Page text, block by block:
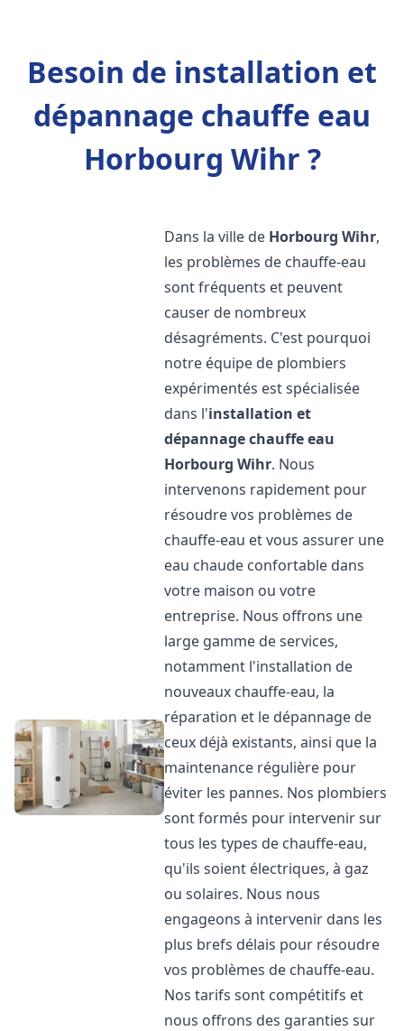
Besoin de installation et
dépannage chauffe eau
Horbourg Wihr ?
Dans la ville de Horbourg Wihr,
les problèmes de chauffe-eau
sont fréquents et peuvent
causer de nombreux
désagréments. C'est pourquoi
notre équipe de plombiers
expérimentés est spécialisée
dans l'installation et
dépannage chauffe eau
Horbourg Wihr. Nous
intervenons rapidement pour
résoudre vos problèmes de
chauffe-eau et vous assurer une
eau chaude confortable dans
votre maison ou votre
entreprise. Nous offrons une
large gamme de services,
notamment l'installation de
nouveaux chauffe-eau, la
réparation et le dépannage de
ceux déjà existants, ainsi que la
maintenance régulière pour
éviter les pannes. Nos plombiers
sont formés pour intervenir sur
tous les types de chauffe-eau,
qu'ils soient électriques, à gaz
ou solaires. Nous nous
engageons à intervenir dans les
plus brefs délais pour résoudre
vos problèmes de chauffe-eau.
Nos tarifs sont compétitifs et
nous offrons des garanties sur